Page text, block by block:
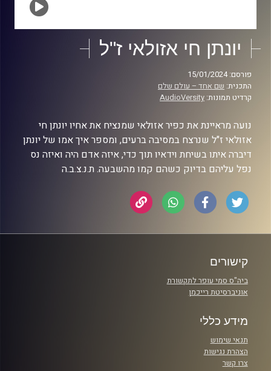
יונתן חי אזולאי ז"ל
פורסם: 15/01/2024
התכנית: שם אחד – עולם שלם
קרדיט תמונות: AudioVersity
נועה מראיינת את כפיר אזולאי שמנציח את אחיו יונתן חי
אזולאי ז"ל שנרצח במסיבה ברעים, ומספר איך אמו של יונתן
דיברה איתו בשיחת וידאיו תוך כדי, איזה אדם היה ואיזה נס
נפל עליהם בדיוק כשהם קמו מהשבעה. ת.נ.צ.ב.ה
קישורים
ביה"ס סמי עופר לתקשורת
אוניברסיטת רייכמן
מידע כללי
תנאי שימוש
הצהרת נגישות
צרו קשר